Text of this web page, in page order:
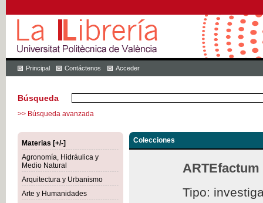
Principal Contáctenos Acceder
Búsqueda
>> Búsqueda avanzada
Materias [+/-]
Agronomía, Hidráulica y
Medio Natural
Arquitectura y Urbanismo
Arte y Humanidades
Colecciones
ARTEfactum
Tipo: